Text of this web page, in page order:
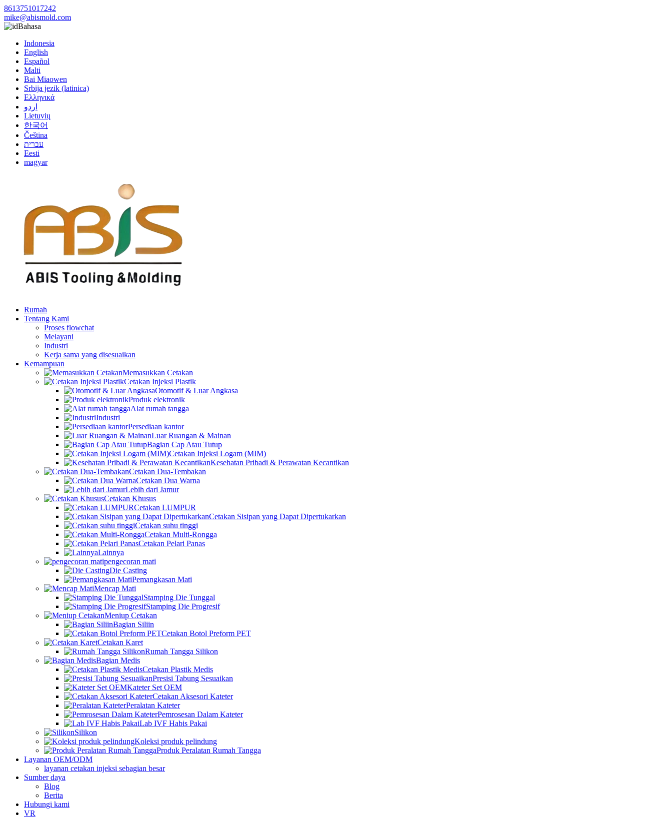
8613751017242
mike@abismold.com
Bahasa
Indonesia
English
Español
Malti
Bai Miaowen
Srbija jezik (latinica)
Ελληνικά
اردو
Lietuvių
한국어
Čeština
עברית
Eesti
magyar
Rumah
Tentang Kami
Proses flowchat
Melayani
Industri
Kerja sama yang disesuaikan
Kemampuan
Memasukkan Cetakan
Cetakan Injeksi Plastik
Otomotif & Luar Angkasa
Produk elektronik
Alat rumah tangga
Industri
Persediaan kantor
Luar Ruangan & Mainan
Bagian Cap Atau Tutup
Cetakan Injeksi Logam (MIM)
Kesehatan Pribadi & Perawatan Kecantikan
Cetakan Dua-Tembakan
Cetakan Dua Warna
Lebih dari Jamur
Cetakan Khusus
Cetakan LUMPUR
Cetakan Sisipan yang Dapat Dipertukarkan
Cetakan suhu tinggi
Cetakan Multi-Rongga
Cetakan Pelari Panas
Lainnya
pengecoran mati
Die Casting
Pemangkasan Mati
Mencap Mati
Stamping Die Tunggal
Stamping Die Progresif
Meniup Cetakan
Bagian Siliin
Cetakan Botol Preform PET
Cetakan Karet
Rumah Tangga Silikon
Bagian Medis
Cetakan Plastik Medis
Presisi Tabung Sesuaikan
Kateter Set OEM
Cetakan Aksesori Kateter
Peralatan Kateter
Pemrosesan Dalam Kateter
Lab IVF Habis Pakai
Silikon
Koleksi produk pelindung
Produk Peralatan Rumah Tangga
Layanan OEM/ODM
layanan cetakan injeksi sebagian besar
Sumber daya
Blog
Berita
Hubungi kami
VR